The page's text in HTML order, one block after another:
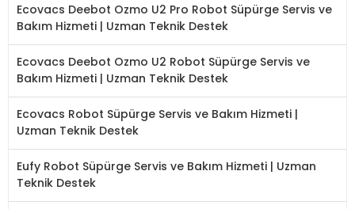
Ecovacs Deebot Ozmo U2 Pro Robot Süpürge Servis ve
Bakım Hizmeti | Uzman Teknik Destek
Ecovacs Deebot Ozmo U2 Robot Süpürge Servis ve
Bakım Hizmeti | Uzman Teknik Destek
Ecovacs Robot Süpürge Servis ve Bakım Hizmeti |
Uzman Teknik Destek
Eufy Robot Süpürge Servis ve Bakım Hizmeti | Uzman
Teknik Destek